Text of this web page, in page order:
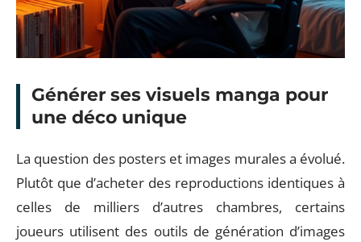
Générer ses visuels manga pour
une déco unique
La question des posters et images murales a évolué.
Plutôt que d’acheter des reproductions identiques à
celles de milliers d’autres chambres, certains
joueurs utilisent des outils de génération d’images